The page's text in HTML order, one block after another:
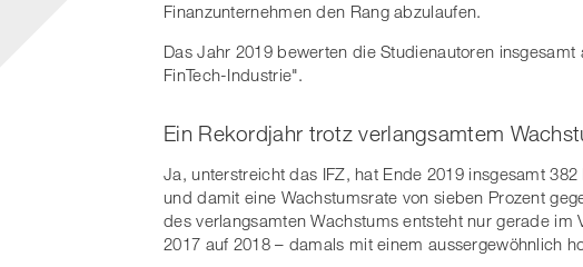
Finanzunternehmen den Rang abzulaufen.
Das Jahr 2019 bewerten die Studienautoren
FinTech-Industrie".
Ein Rekordjahr trotz verlangsamtem
Ja, unterstreicht das IFZ, hat Ende 2019 insgesamt
und damit eine Wachstumsrate von sieben Prozent
des verlangsamten Wachstums entsteht nur gerade
2017 auf 2018 – damals mit einem aussergewöhnlich